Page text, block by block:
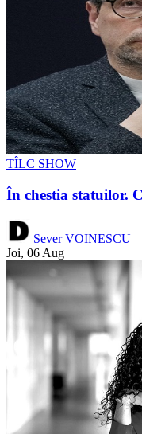
TÎLC SHOW
În chestia statuilor.
Sever VOINESCU
Joi, 06 Aug